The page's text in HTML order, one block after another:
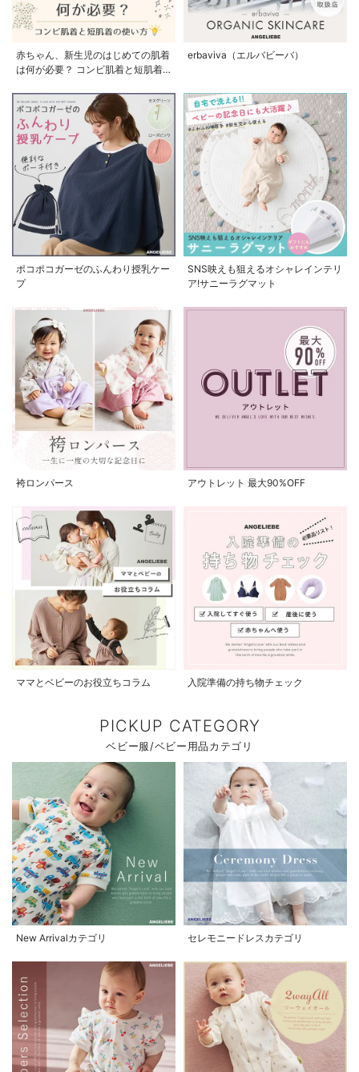
赤ちゃん、新生児のはじめての肌着
は何が必要？ コンビ肌着と短肌着
erbaviva（エルバビーバ）
ポコポコガーゼのふんわり授乳ケー
プ
SNS映えも狙えるオシャレインテリ
ア!サニーラグマット
袴ロンパース アウトレット 最大90%OFF
ママとベビーのお役立ちコラム 入院準備の持ち物チェック
PICKUP CATEGORY
ベビー服/ベビー用品カテゴリ
New Arrivalカテゴリ セレモニードレスカテゴリ